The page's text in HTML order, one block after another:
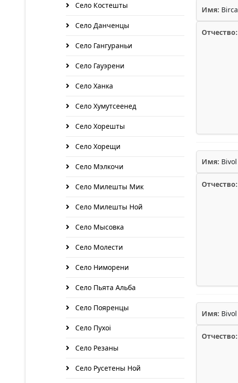
Село Костешты
Село Данченцы
Село Гангураньи
Село Гауэрени
Село Ханка
Село Хумутсеенед
Село Хорешты
Село Хорещи
Село Мэлкочи
Село Милешты Мик
Село Милешты Ной
Село Мысовка
Село Молести
Село Ниморени
Село Пьята Альба
Село Пояренцы
Село Пухоi
Село Резаны
Село Русетены Ной
Имя: Birca
Отчество:
Имя: Bivol
Отчество:
Имя: Bivol
Отчество: